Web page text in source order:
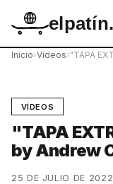
Inicio›Vídeos›"TAPA
VÍDEOS
"TAPA
by Andrew
25 DE JULIO DE 2022